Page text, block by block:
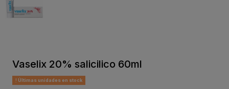
Vaselix 20% salicilico 60ml
Últimas unidades en stock